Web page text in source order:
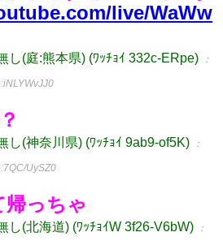
live/WaWw
し(庭:熊本県) (ﾜｯﾁｮｲ 332c-ERpe) ：
し(神奈川県) (ﾜｯﾁｮｲ 9ab9-of5K) ：
UySZ0
帰っちゃ
し(北海道) (ﾜｯﾁｮｲW 3f26-V6bW) ：